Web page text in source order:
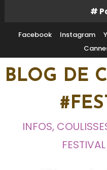
Content
#
Facebook Instagram
BLOG DE
INFOS,